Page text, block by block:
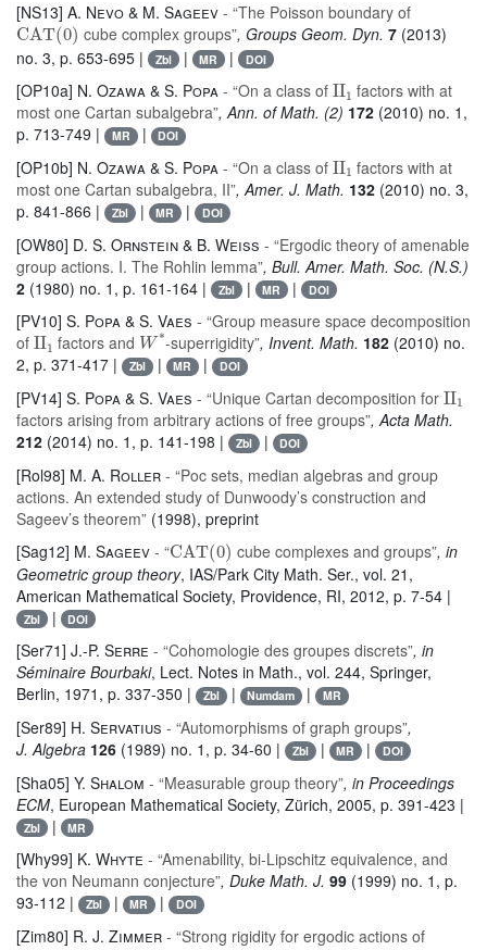
[NS13] A. Nevo & M. Sageev - “The Poisson boundary of
CAT(0 ) cube complex groups”, Groups Geom. Dyn. 7(2013)
no. 3, p. 653-695 |
Zbl | MR | DOI
[OP10a] N. Ozawa & S. Popa - “On a class of II1 factors with at
most one Cartan subalgebra”, Ann. of Math. (2) 172 (2010) no. 1,
p. 713-749 |
MR | DOI
[OP10b] N. Ozawa & S. Popa - “On a class of II1 factors with at
most one Cartan subalgebra, II”, Amer. J. Math. 132 (2010) no. 3,
p. 841-866 |
Zbl | MR | DOI
[OW80] D. S. Ornstein & B. Weiss - “Ergodic theory of amenable
group actions. I. The Rohlin lemma”, Bull. Amer. Math. Soc. (N.S.)
2 (1980) no. 1, p. 161-164 | Zbl | MR | DOI
[PV10] S. Popa & S. Vaes - “Group measure space decomposition
of II1factors and W*-superrigidity”, Invent. Math. 182(2010) no.
2, p. 371-417 |
Zbl | MR | DOI
[PV14] S. Popa & S. Vaes - “Unique Cartan decomposition for II1
factors arising from arbitrary actions of free groups”, Acta Math.
212 (2014) no. 1, p. 141-198 | Zbl | DOI
[Rol98] M. A. Roller - “Poc sets, median algebras and group
actions. An extended study of Dunwoody’s construction and
Sageev’s theorem” (1998), preprint
[Sag12] M. Sageev - “ 0 cube complexes and groups”, in
Geometric group theory, IAS/Park City Math. Ser., vol. 21 ,
American Mathematical Society, Providence, RI, 2012, p. 7-54 |
Zbl | DOI
[Ser71] J.-P. Serre - “Cohomologie des groupes discrets”, in
Séminaire Bourbaki, Lect. Notes in Math., vol. 244, Springer,
Berlin, 1971, p. 337-350 |
Zbl | Numdam | MR
[Ser89] H. Servatius - “Automorphisms of graph groups”,
J. Algebra 126 (1989) no. 1, p. 34-60 | Zbl | MR | DOI
[Sha05] Y. Shalom - “Measurable group theory”, in Proceedings
ECM, European Mathematical Society, Zürich, 2005, p. 391-423 |
Zbl | MR
[Why99] K. Whyte - “Amenability, bi-Lipschitz equivalence, and
the von Neumann conjecture”, Duke Math. J. 99 (1999) no. 1, p.
93-112 |
Zbl | MR | DOI
[Zim80] R. J. Zimmer - “Strong rigidity for ergodic actions of